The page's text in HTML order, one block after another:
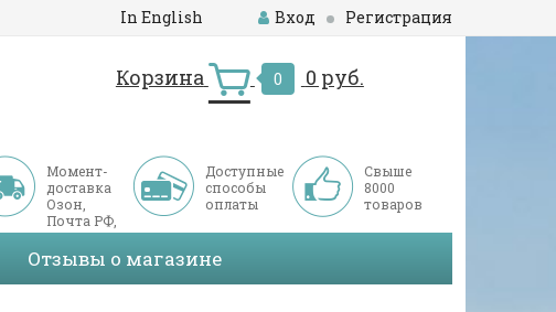
In English Вход Регистрация
Корзина 0 0 руб.
Момент-
доставка
Озон,
Почта РФ,
СДЭК
Доступные
способы
оплаты
Свыше
8000
товаров
Отзывы о магазине